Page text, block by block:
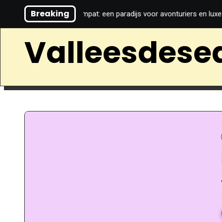
Breaking
Raja ampat: een paradijs voor avonturiers en luxe